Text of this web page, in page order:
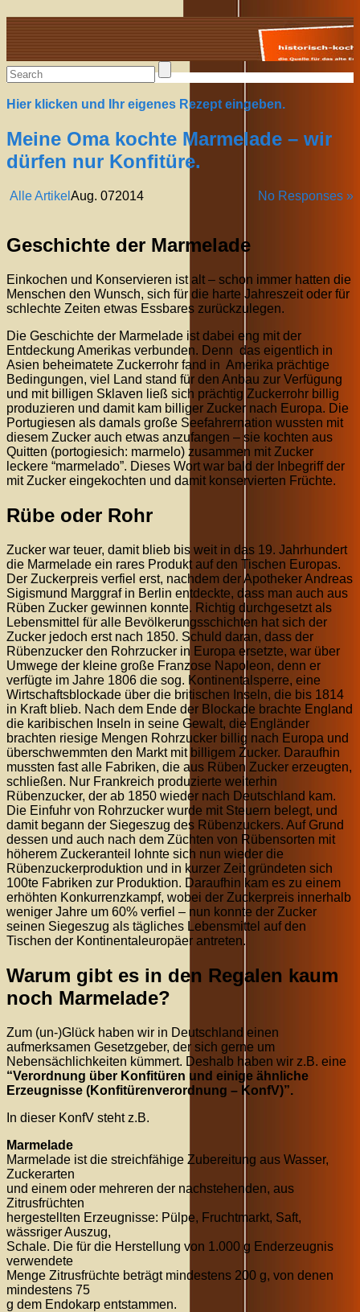
Alte Rezepte online
Hier klicken und Ihr eigenes Rezept eingeben.
Meine Oma kochte Marmelade – wir
dürfen nur Konfitüre.
Alle Artikel No Responses »
Aug. 072014
Geschichte der Marmelade
Einkochen und Konservieren ist alt – schon immer hatten die
Menschen den Wunsch, sich für die harte Jahreszeit oder für
schlechte Zeiten etwas Essbares zurückzulegen.
Die Geschichte der Marmelade ist dabei eng mit der
Entdeckung Amerikas verbunden. Denn das eigentlich in
Asien beheimatete Zuckerrohr fand in Amerika prächtige
Bedingungen, viel Land stand für den Anbau zur Verfügung
und mit billigen Sklaven ließ sich prächtig Zuckerrohr billig
produzieren und damit kam billiger Zucker nach Europa. Die
Portugiesen als damals große Seefahrernation wussten mit
diesem Zucker auch etwas anzufangen – sie kochten aus
Quitten (portogiesich: marmelo) zusammen mit Zucker
leckere “marmelado”. Dieses Wort war bald der Inbegriff der
mit Zucker eingekochten und damit konservierten Früchte.
Rübe oder Rohr
Zucker war teuer, damit blieb bis weit in das 19. Jahrhundert
die Marmelade ein rares Produkt auf den Tischen Europas.
Der Zuckerpreis verfiel erst, nachdem der Apotheker Andreas
Sigismund Marggraf in Berlin entdeckte, dass man auch aus
Rüben Zucker gewinnen konnte. Richtig durchgesetzt als
Lebensmittel für alle Bevölkerungsschichten hat sich der
Zucker jedoch erst nach 1850. Schuld daran, dass der
Rübenzucker den Rohrzucker in Europa ersetzte, war über
Umwege der kleine große Franzose Napoleon, denn er
verfügte im Jahre 1806 die sog. Kontinentalsperre, eine
Wirtschaftsblockade über die britischen Inseln, die bis 1814
in Kraft blieb. Nach dem Ende der Blockade brachte England
die karibischen Inseln in seine Gewalt, die Engländer
brachten riesige Mengen Rohrzucker billig nach Europa und
überschwemmten den Markt mit billigem Zucker. Daraufhin
mussten fast alle Fabriken, die aus Rüben Zucker erzeugten,
schließen. Nur Frankreich produzierte weiterhin
Rübenzucker, der ab 1850 wieder nach Deutschland kam.
Die Einfuhr von Rohrzucker wurde mit Steuern belegt, und
damit begann der Siegeszug des Rübenzuckers. Auf Grund
dessen und auch nach dem Züchten von Rübensorten mit
höherem Zuckeranteil lohnte sich nun wieder die
Rübenzuckerproduktion und in kurzer Zeit gründeten sich
100te Fabriken zur Produktion. Daraufhin kam es zu einem
erhöhten Konkurrenzkampf, wobei der Zuckerpreis innerhalb
weniger Jahre um 60% verfiel – nun konnte der Zucker
seinen Siegeszug als tägliches Lebensmittel auf den
Tischen der Kontinentaleuropäer antreten.
Warum gibt es in den Regalen kaum
noch Marmelade?
Zum (un-)Glück haben wir in Deutschland einen
aufmerksamen Gesetzgeber, der sich gerne um
Nebensächlichkeiten kümmert. Deshalb haben wir z.B. eine
“Verordnung über Konfitüren und einige ähnliche
Erzeugnisse (Konfitürenverordnung – KonfV)”.
In dieser KonfV steht z.B.
Marmelade
Marmelade ist die streichfähige Zubereitung aus Wasser,
Zuckerarten
und einem oder mehreren der nachstehenden, aus
Zitrusfrüchten
hergestellten Erzeugnisse: Pülpe, Fruchtmarkt, Saft,
wässriger Auszug,
Schale. Die für die Herstellung von 1.000 g Enderzeugnis
verwendete
Menge Zitrusfrüchte beträgt mindestens 200 g, von denen
mindestens 75
g dem Endokarp entstammen.